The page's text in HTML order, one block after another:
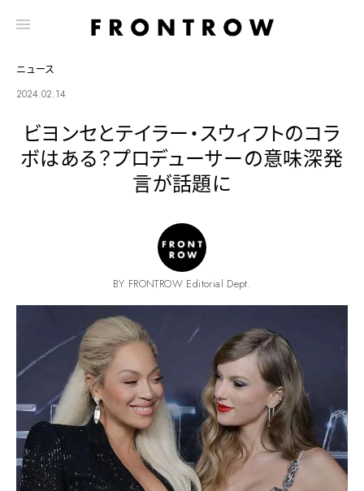
ニュース
2024.02.14
ビヨンセとテイラー・スウィフトのコラ
ボはある？プロデューサーの意味深発
言が話題に
BY FRONTROW Editorial Dept.